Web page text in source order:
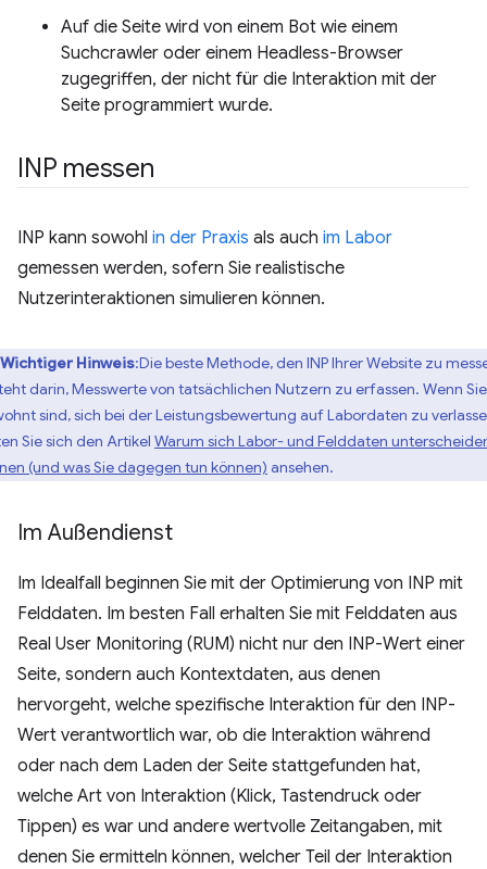
Auf die Seite wird von einem Bot wie einem
Suchcrawler oder einem Headless-Browser
zugegriffen, der nicht für die Interaktion mit der
Seite programmiert wurde.
INP messen
INP kann sowohl in der Praxis als auch im Labor
gemessen werden, sofern Sie realistische
Nutzerinteraktionen simulieren können.
Wichtiger Hinweis:Die beste Methode, den INP Ihrer Website zu
darin, Messwerte von tatsächlichen Nutzern zu erfassen. Wenn
sind, sich bei der Leistungsbewertung auf Labordaten zu
Sie sich den Artikel Warum sich Labor- und Felddaten
(und was Sie dagegen tun können) ansehen.
Im Außendienst
Im Idealfall beginnen Sie mit der Optimierung von INP mit
Felddaten. Im besten Fall erhalten Sie mit Felddaten aus
Real User Monitoring (RUM) nicht nur den INP-Wert einer
Seite, sondern auch Kontextdaten, aus denen
hervorgeht, welche spezifische Interaktion für den INP-
Wert verantwortlich war, ob die Interaktion während
oder nach dem Laden der Seite stattgefunden hat,
welche Art von Interaktion (Klick, Tastendruck oder
Tippen) es war und andere wertvolle Zeitangaben, mit
denen Sie ermitteln können, welcher Teil der Interaktion